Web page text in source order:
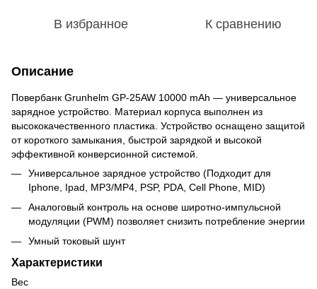
В избранное К сравнению
Описание
Повербанк Grunhelm GP-25AW 10000 mAh — универсальное
зарядное устройство. Материал корпуса выполнен из
высококачественного пластика. Устройство оснащено защитой
от короткого замыкания, быстрой зарядкой и высокой
эффективной конверсионной системой.
Универсальное зарядное устройство (Подходит для
Iphone, Ipad, MP3/MP4, PSP, PDA, Cell Phone, MID)
Аналоговый контроль на основе широтно-импульсной
модуляции (PWM) позволяет снизить потребление энергии
Умный токовый шунт
Характеристики
Вес